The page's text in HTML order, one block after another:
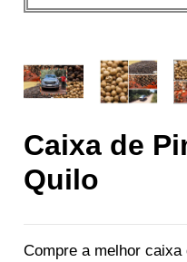
Caixa de
Quilo
Compre a melhor